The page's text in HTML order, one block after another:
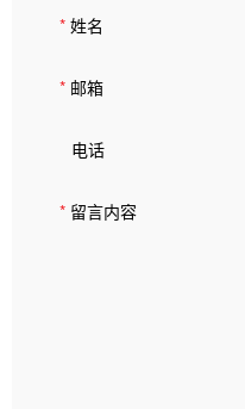
* 姓名
* 邮箱
电话
* 留言内容